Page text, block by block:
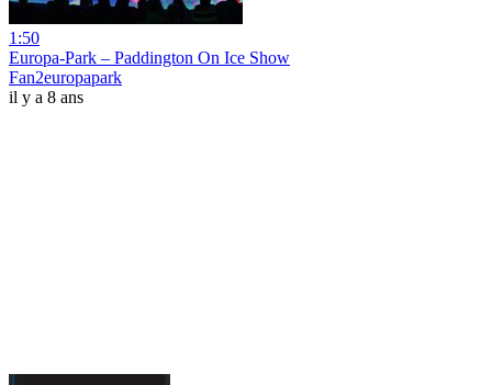
1:50
Europa-Park – Paddington On Ice Show
Fan2europapark
il y a 8 ans